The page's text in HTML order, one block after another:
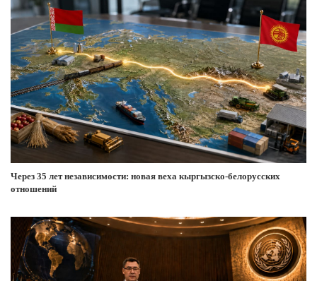
Через 35 лет независимости: новая веха кыргызско-белорусских
отношений